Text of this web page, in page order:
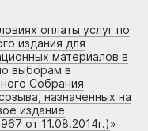
оплаты услуг по
издания для
материалов в
выборам в
Собрания
назначенных на
издание
от 11.08.2014г.)»